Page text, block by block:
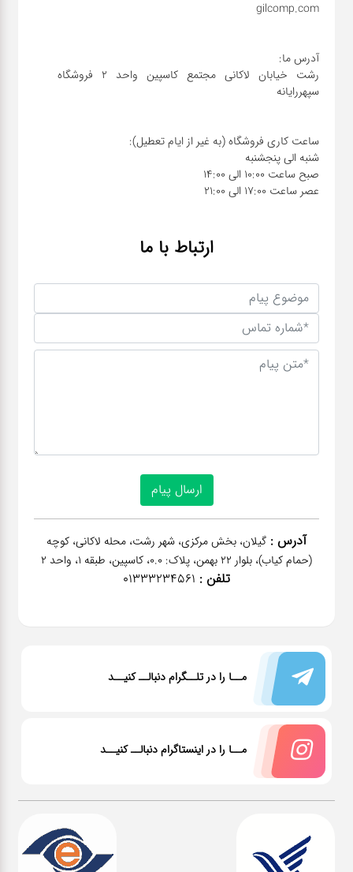
رشت خیابان لاکانی مجتمع کاسپین واحد ۲ فروشگاه
عصر ساعت 17:00 الی 21:00
ارتباط با ما
آدرس : گیلان، بخش مرکزی، شهر رشت، محله لاکانی، کوچه
(حمام کیاب)، بلوار 22 بهمن، پلاک: 0.0، کاسپین، طبقه 1، واحد 2
تلفن : 01333234561
مــا را در تلــگرام دنبالــ کنیــد
مــا را در اینستاگرام دنبالــ کنیــد